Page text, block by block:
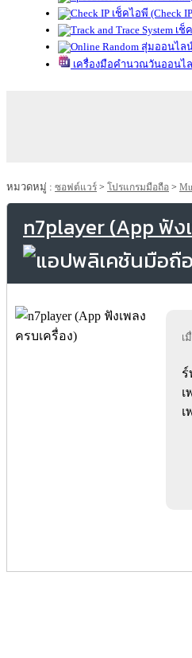
เช็คไอพี (Check
เช็
สุ่มออนไล
เครื่องมือคำนวณวันออนไ
หมวดหมู่ : ซอฟต์แวร์ > โปรแกรมมือถือ >
n7player (App ฟัง
เ
ร์
เ
เ